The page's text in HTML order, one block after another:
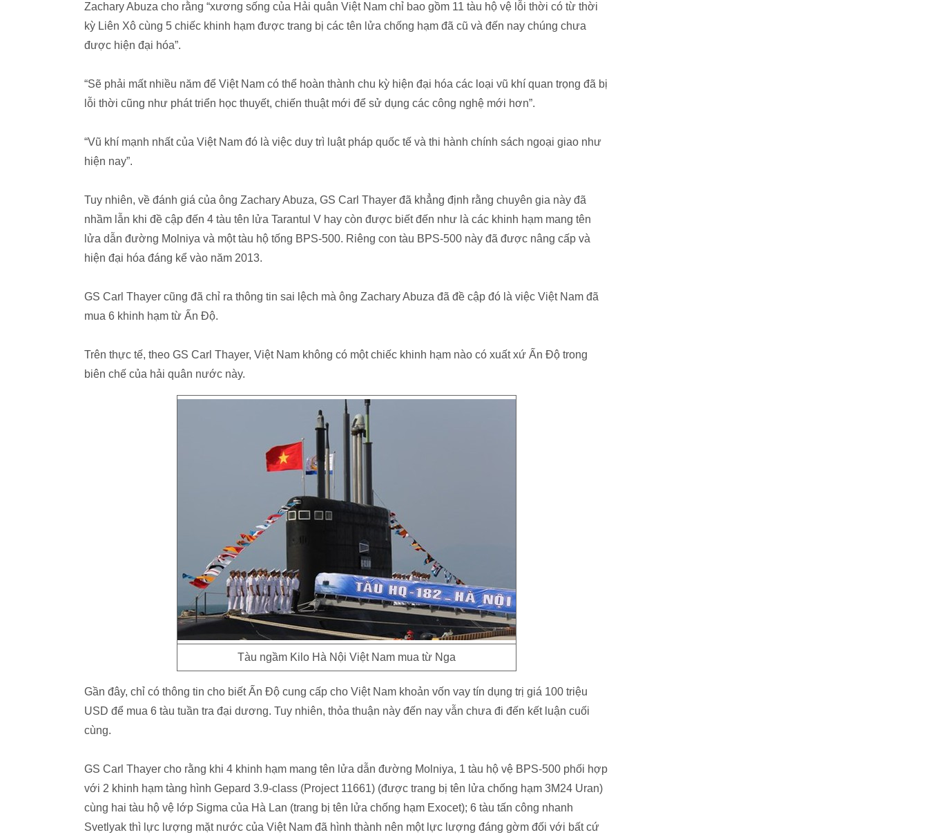
Zachary Abuza cho rằng “xương sống của Hải quân Việt Nam chỉ bao gồm 11 tàu hộ vệ lỗi thời có từ thời
kỳ Liên Xô cùng 5 chiếc khinh hạm được trang bị các tên lửa chống hạm đã cũ và đến nay chúng chưa
được hiện đại hóa”.
“Sẽ phải mất nhiều năm để Việt Nam có thể hoàn thành chu kỳ hiện đại hóa các loại vũ khí quan trọng đã bị
lỗi thời cũng như phát triển học thuyết, chiến thuật mới để sử dụng các công nghệ mới hơn”.
“Vũ khí mạnh nhất của Việt Nam đó là việc duy trì luật pháp quốc tế và thi hành chính sách ngoại giao như
hiện nay”.
Tuy nhiên, về đánh giá của ông Zachary Abuza, GS Carl Thayer đã khẳng định rằng chuyên gia này đã
nhầm lẫn khi đề cập đến 4 tàu tên lửa Tarantul V hay còn được biết đến như là các khinh hạm mang tên
lửa dẫn đường Molniya và một tàu hộ tống BPS-500. Riêng con tàu BPS-500 này đã được nâng cấp và
hiện đại hóa đáng kể vào năm 2013.
GS Carl Thayer cũng đã chỉ ra thông tin sai lệch mà ông Zachary Abuza đã đề cập đó là việc Việt Nam đã
mua 6 khinh hạm từ Ấn Độ.
Trên thực tế, theo GS Carl Thayer, Việt Nam không có một chiếc khinh hạm nào có xuất xứ Ấn Độ trong
biên chế của hải quân nước này.
Tàu ngầm Kilo Hà Nội Việt Nam mua từ Nga
Gần đây, chỉ có thông tin cho biết Ấn Độ cung cấp cho Việt Nam khoản vốn vay tín dụng trị giá 100 triệu
USD để mua 6 tàu tuần tra đại dương. Tuy nhiên, thỏa thuận này đến nay vẫn chưa đi đến kết luận cuối
cùng.
GS Carl Thayer cho rằng khi 4 khinh hạm mang tên lửa dẫn đường Molniya, 1 tàu hộ vệ BPS-500 phối hợp
với 2 khinh hạm tàng hình Gepard 3.9-class (Project 11661) (được trang bị tên lửa chống hạm 3M24 Uran)
cùng hai tàu hộ vệ lớp Sigma của Hà Lan (trang bị tên lửa chống hạm Exocet); 6 tàu tấn công nhanh
Svetlyak thì lực lượng mặt nước của Việt Nam đã hình thành nên một lực lượng đáng gờm đối với bất cứ